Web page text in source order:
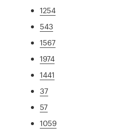
1254
543
1567
1974
1441
37
57
1059